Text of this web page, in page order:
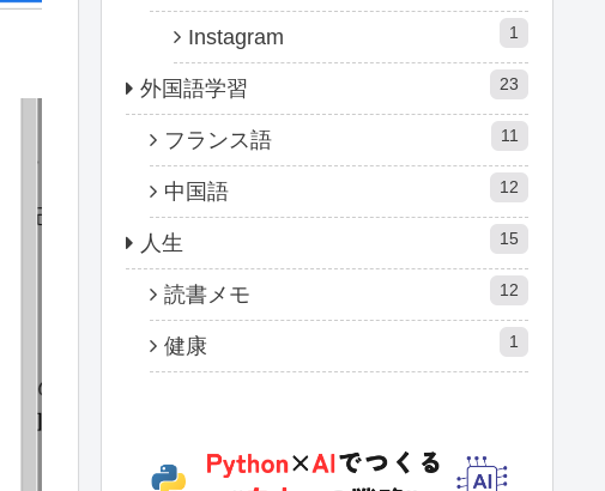
Instagram 1
外国語学習 23
フランス語 11
中国語 12
人生 15
読書メモ 12
健康 1